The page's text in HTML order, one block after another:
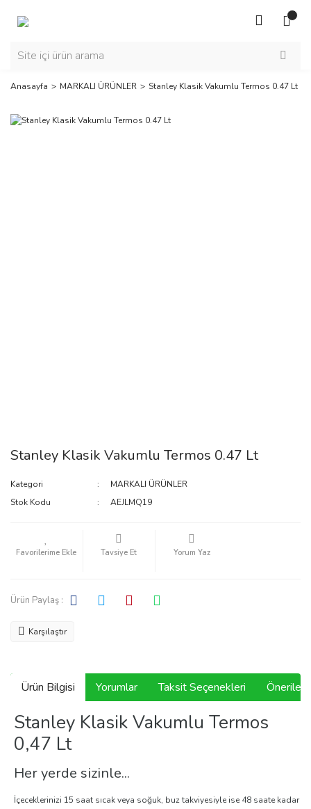
Anasayfa MARKALI ÜRÜNLER Stanley Klasik Vakumlu Termos 0.47 Lt
Stanley Klasik Vakumlu Termos 0.47 Lt
Kategori
MARKALI ÜRÜNLER
Stok Kodu
AEJLMQ19
Tavsiye Et Yorum Yaz
Ürün Paylaş :
Karşılaştır
Ürün Bilgisi Yorumlar Taksit Seçenekleri
Stanley Klasik Vakumlu Termos
0,47 Lt
Her yerde sizinle...
İçeceklerinizi 15 saat sıcak veya soğuk, buz takviyesiyle ise 48 saate kadar